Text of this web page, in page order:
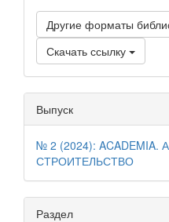
Другие форматы
Скачать ссылку
Выпуск
№ 2 (2024): ACADEMIA.
СТРОИТЕЛЬСТВО
Раздел